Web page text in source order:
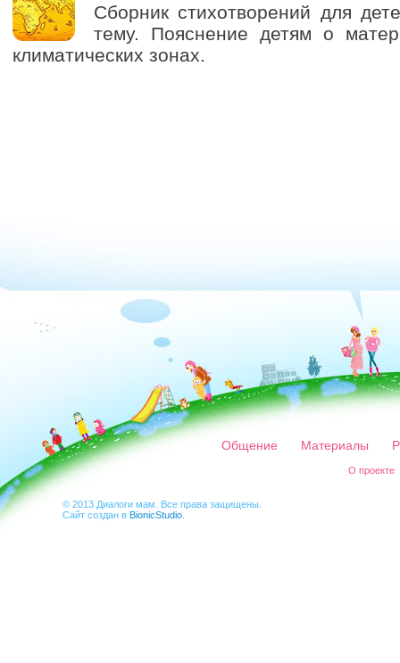
Сборник стихотворений для
тему. Пояснение детям о
климатических зонах.
Общение Материалы
О проекте
© 2013 Диалоги мам. Все права защищены.
Сайт создан в BionicStudio